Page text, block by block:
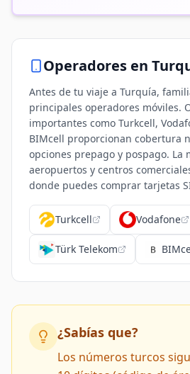
Operadores en
Antes de tu viaje a Turquía,
principales operadores móviles.
importantes como Turkcell,
BIMcell proporcionan cobertura
opciones prepago y pospago. La
aeropuertos y centros
donde puedes comprar tarjetas
Turkcell Vodafone
Türk Telekom
¿Sabías que?
Los números turcos